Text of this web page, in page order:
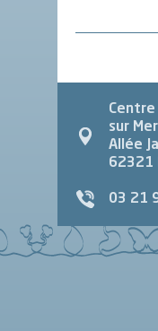
sur Mer
Allée
62321
03 21